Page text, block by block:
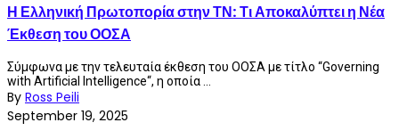
Η Ελληνική Πρωτοπορία στην ΤΝ: Τι Αποκαλύπτει η Νέα
Έκθεση του ΟΟΣΑ
Σύμφωνα με την τελευταία έκθεση του ΟΟΣΑ με τίτλο “Governing
with Artificial Intelligence“, η οποία ...
By Ross Peili
September 19, 2025